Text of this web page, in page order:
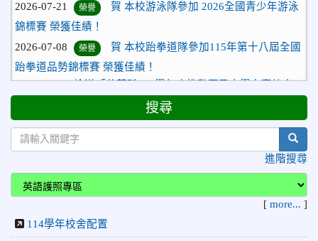
錦標賽 榮獲佳績！
2026-07-08
跆拳道品勢錦標賽 榮獲佳績！
2026-06-30 檢送「花蓮縣115學年度推動國民中學充實校安
賀 本校跆拳道隊參加115年花蓮市「市長
盃」跆拳道錦標賽 榮獲佳績！
2026-06-16
2026-06-10
榮譽
2026-06-09
榮譽
搜尋
進階搜尋
[ more... ]
114學年校舍配置